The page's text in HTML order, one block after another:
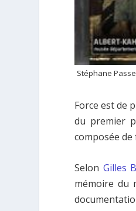
Stéphane
Force est de
du premier
composée
Selon Gilles
mémoire du